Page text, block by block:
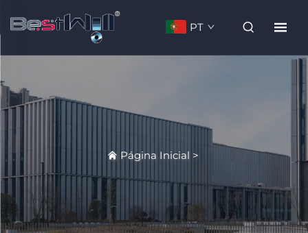
PT
Página Inicial >